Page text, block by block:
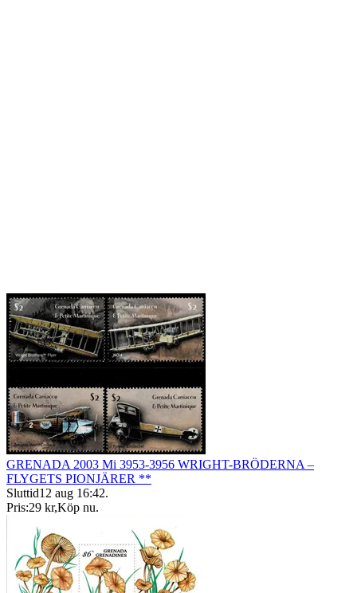
GRENADA 2003 Mi 3953-3956 WRIGHT-BRÖDERNA –
FLYGETS PIONJÄRER **
Sluttid12 aug 16:42.
Pris:29 kr,Köp nu.